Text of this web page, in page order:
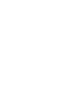
картона,
В